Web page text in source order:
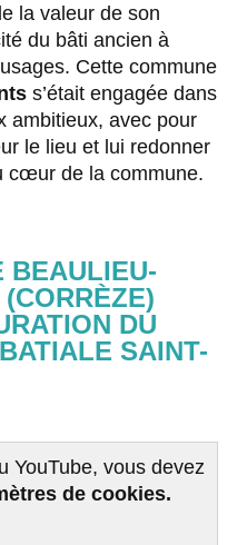
la valeur de son
du bâti ancien à
Cette commune
s’était engagée dans
ambitieux, avec pour
le lieu et lui redonner
cœur de la commune.
BEAULIEU-
DU
SAINT-
YouTube, vous devez
de cookies.